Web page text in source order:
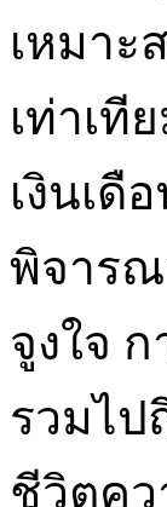
เหมาะ
เท่าเที
เงินเดื
พิจารณ
จูงใจ
รวมไป
ชีวิตคว